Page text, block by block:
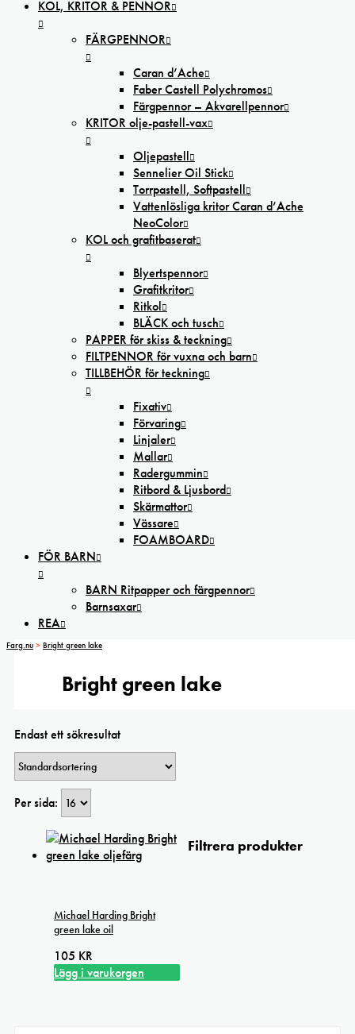
KOL, KRITOR & PENNOR
FÄRGPENNOR
Caran d’Ache
Faber Castell Polychromos
Färgpennor – Akvarellpennor
KRITOR olje-pastell-vax
Oljepastell
Sennelier Oil Stick
Torrpastell, Softpastell
Vattenlösliga kritor Caran d’Ache
NeoColor
KOL och grafitbaserat
Blyertspennor
Grafitkritor
Ritkol
BLÄCK och tusch
PAPPER för skiss & teckning
FILTPENNOR för vuxna och barn
TILLBEHÖR för teckning
Fixativ
Förvaring
Linjaler
Mallar
Radergummin
Ritbord & Ljusbord
Skärmattor
Vässare
FOAMBOARD
FÖR BARN
BARN Ritpapper och färgpennor
Barnsaxar
REA
Farg.nu > Bright green lake
Bright green lake
Endast ett sökresultat
Per sida:
Michael Harding Bright
green lake oil
105 KR
Lägg i varukorgen
Filtrera produkter